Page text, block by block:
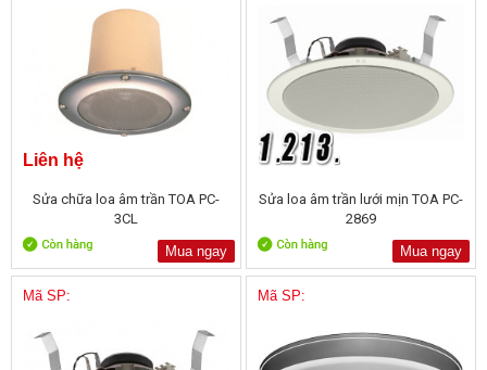
Liên hệ
Sửa chữa loa âm trần TOA PC-
3CL
Mua ngay
Sửa loa âm trần lưới mịn TOA PC-
2869
Mua ngay
Mã SP: Mã SP: